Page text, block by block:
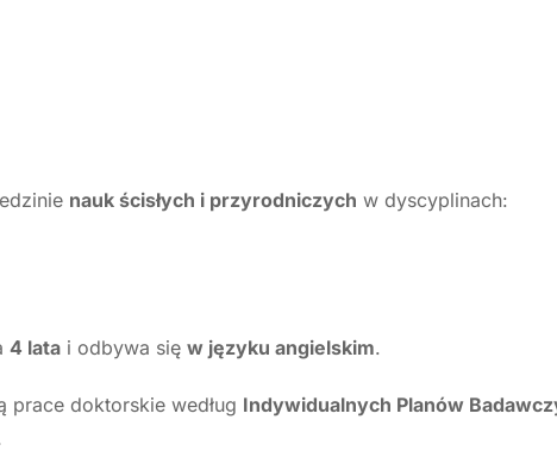
nauk ścisłych i przyrodniczych w dyscyplinach:
4 lata i odbywa się w języku angielskim.
prace doktorskie według Indywidualnych Planów